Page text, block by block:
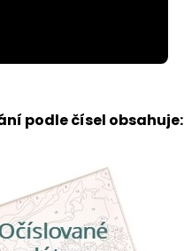
podle čísel obsahuje: